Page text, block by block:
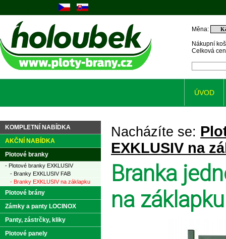
Nacházíte se:
EXKLUSIV na
Branka
na
KOMPLETNÍ NABÍDKA
AKČNÍ NABÍDKA
Plotové branky
- Plotové branky EXKLUSIV
- Branky EXKLUSIV FAB
- Branky EXKLUSIV na záklapku
Plotové brány
Zámky a panty LOCINOX
Panty, zástrčky, kliky
Plotové panely
Nákupní
Celková
Měna:
ÚVOD